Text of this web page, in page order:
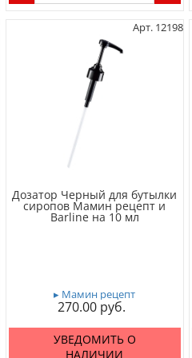
Арт. 12198
Дозатор Черный для бутылки
сиропов Мамин рецепт и
Barline на 10 мл
▸ Мамин рецепт
270.00
УВЕДОМИТЬ О
НАЛИЧИИ